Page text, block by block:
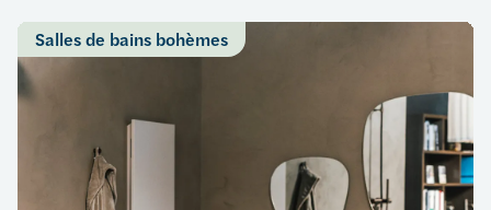
Salles de bains bohèmes